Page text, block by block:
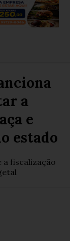
a
e
estado
a fiscalização